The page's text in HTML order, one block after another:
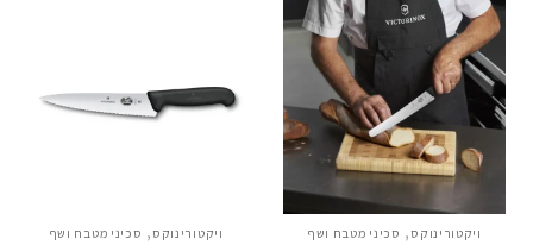
ויקטורינוקס , סכיני מטבח ושף ויקטורינוקס , סכיני מטבח ושף